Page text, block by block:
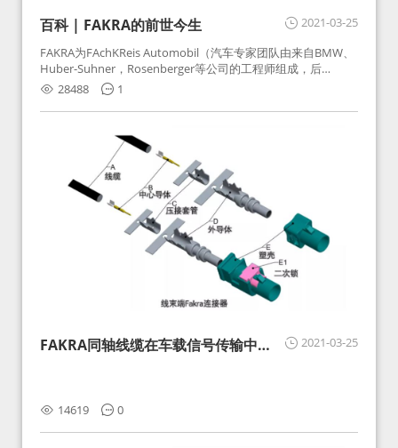
2021-03-25
百科 | FAKRA的前世今生
FAKRA为FAchKReis Automobil（汽车专家团队由来自BMW、
Huber-Suhner，Rosenberger等公司的工程师组成，后
Huber-Suhner相关连接器业务及技术在2010年并入
Rosenberger）缩写。起初为BMW需求用于车载收音机天线连
接，如今FAKRA已成为汽车行业通用标准的射频连接器，被业
28488 1
2021-03-25
FAKRA同轴线缆在车载信号传输中的
14619 0